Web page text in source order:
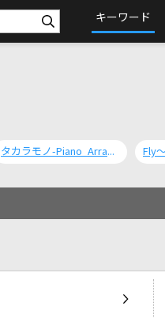
キーワード
タカラモノ-Piano Arrange Ver.-